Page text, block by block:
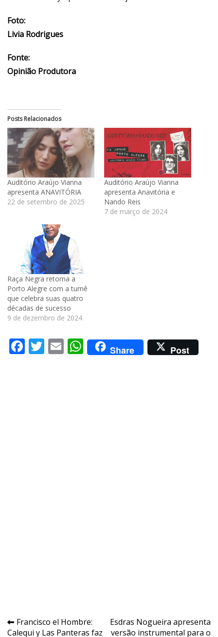
Foto:
Livia Rodrigues
Fonte:
Opinião Produtora
Posts Relacionados
Auditório Araújo Vianna
apresenta ANAVITÓRIA
22 de setembro de 2025
Auditório Araújo Vianna
apresenta Anavitória e
Nando Reis
7 de março de 2024
Raça Negra retorna a
Porto Alegre com a turnê
que celebra suas quatro
décadas de sucesso
9 de dezembro de 2024
Facebook
Twitter
EmailWhatsApp
Share Post
Navegação
Francisco el Hombre:
Calequi y Las Panteras faz
Esdras Nogueira apresenta
versão instrumental para o